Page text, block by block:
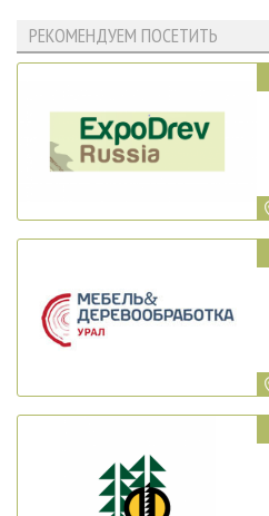
РЕКОМЕНДУЕМ ПОСЕТИТЬ